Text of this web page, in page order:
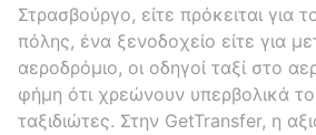
Στρασβούργο, είτε πρόκειται για
πόλης, ένα ξενοδοχείο είτε για
αεροδρόμιο, οι οδηγοί ταξί στο
φήμη ότι χρεώνουν υπερβολικά
ταξιδιώτες. Στην GetTransfer, η